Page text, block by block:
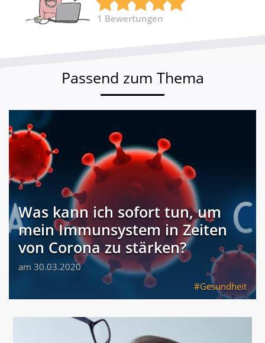
1 Bewertungen
Passend zum Thema
Was kann ich sofort tun, um
mein Immunsystem in Zeiten
von Corona zu stärken?
am 30.03.2020
Gesundheit